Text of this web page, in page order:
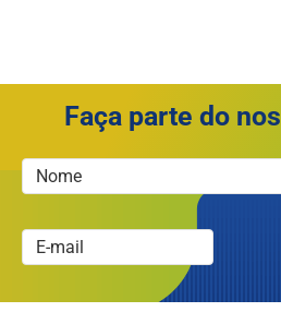
Faça parte do